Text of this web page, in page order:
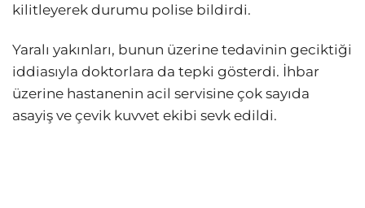
kilitleyerek durumu polise bildirdi.
Yaralı yakınları, bunun üzerine tedavinin geciktiği
iddiasıyla doktorlara da tepki gösterdi. İhbar
üzerine hastanenin acil servisine çok sayıda
asayiş ve çevik kuvvet ekibi sevk edildi.